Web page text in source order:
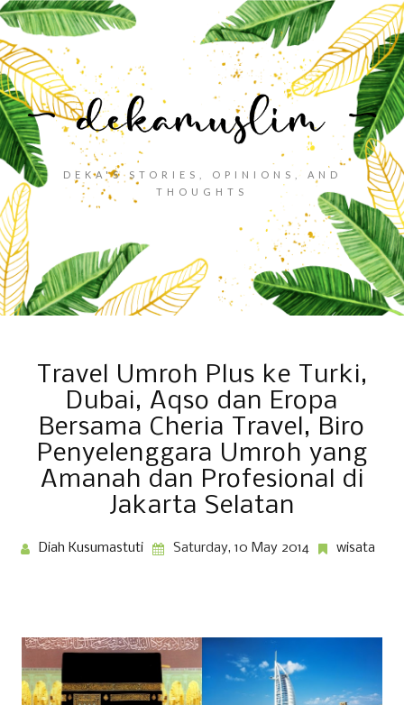
DEKA'S STORIES, OPINIONS, AND
THOUGHTS
Travel Umroh Plus ke Turki,
Dubai, Aqso dan Eropa
Bersama Cheria Travel, Biro
Penyelenggara Umroh yang
Amanah dan Profesional di
Jakarta Selatan
Diah Kusumastuti Saturday, 10 May 2014 wisata